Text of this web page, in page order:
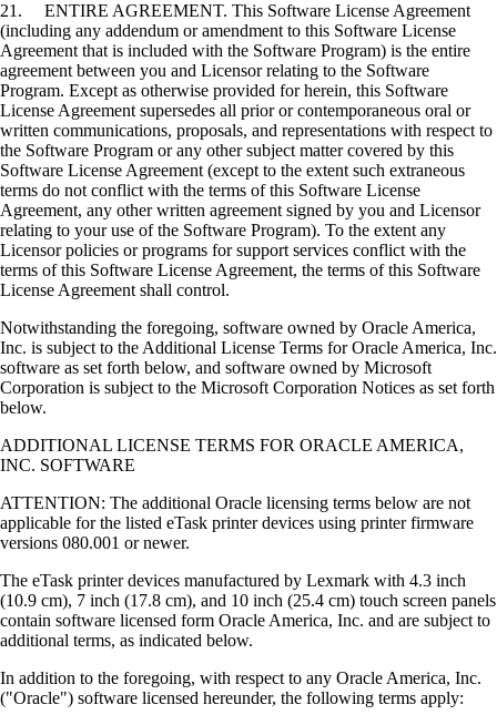
21. ENTIRE AGREEMENT. This Software License Agreement
(including any addendum or amendment to this Software License
Agreement that is included with the Software Program) is the entire
agreement between you and Licensor relating to the Software
Program. Except as otherwise provided for herein, this Software
License Agreement supersedes all prior or contemporaneous oral or
written communications, proposals, and representations with respect to
the Software Program or any other subject matter covered by this
Software License Agreement (except to the extent such extraneous
terms do not conflict with the terms of this Software License
Agreement, any other written agreement signed by you and Licensor
relating to your use of the Software Program). To the extent any
Licensor policies or programs for support services conflict with the
terms of this Software License Agreement, the terms of this Software
License Agreement shall control.
Notwithstanding the foregoing, software owned by Oracle America,
Inc. is subject to the Additional License Terms for Oracle America, Inc.
software as set forth below, and software owned by Microsoft
Corporation is subject to the Microsoft Corporation Notices as set forth
below.
ADDITIONAL LICENSE TERMS FOR ORACLE AMERICA,
INC. SOFTWARE
ATTENTION: The additional Oracle licensing terms below are not
applicable for the listed eTask printer devices using printer firmware
versions 080.001 or newer.
The eTask printer devices manufactured by Lexmark with 4.3 inch
(10.9 cm), 7 inch (17.8 cm), and 10 inch (25.4 cm) touch screen panels
contain software licensed form Oracle America, Inc. and are subject to
additional terms, as indicated below.
In addition to the foregoing, with respect to any Oracle America, Inc.
("Oracle") software licensed hereunder, the following terms apply: